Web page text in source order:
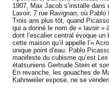
1907, Max Jacob s’installe
Lavoir, 7 rue Ravignan, où
Trois ans plus tôt, quand
qui a donné le nom de « lavoir »
dont l’escalier central évoque
cette maison qu’il appelle l’«
unique point d’eau. Pablo
manifeste du cubisme qu’est
étatsuniens Gertrude Stein et
En revanche, les gouaches de
Kahnweiler expose, ne se